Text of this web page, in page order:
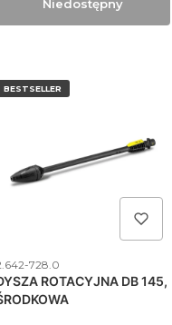
Niedostępny
BESTSELLER
produktu
728.0
ROTACYJNA DB 145,